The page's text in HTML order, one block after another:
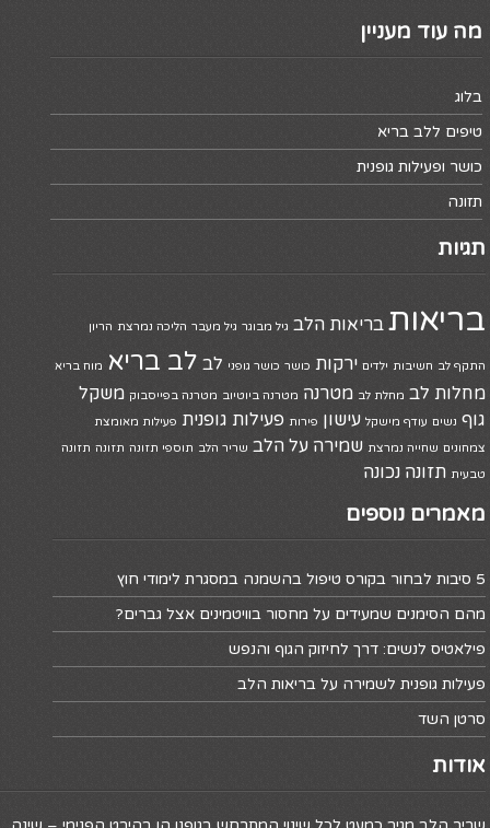
מה עוד מעניין
בלוג
טיפים ללב בריא
כושר ופעילות גופנית
תזונה
תגיות
בריאות בריאות הלב גיל מבוגר גיל מעבר הליכה נמרצת הריון
התקף לב חשיבות ילדים ירקות כושר כושר גופני לב לב בריא מוח בריא
מחלות לב מחלת לב מטרנה מטרנה ביוטיוב מטרנה בפייסבוק משקל
גוף נשים עודף מישקל עישון פירות פעילות גופנית פעילות מאומצת
צמחונים שחייה נמרצת שמירה על הלב שריר הלב תוספי תזונה תזונה תזונה
טבעית תזונה נכונה
מאמרים נוספים
5 סיבות לבחור בקורס טיפול בהשמנה במסגרת לימודי חוץ
מהם הסימנים שמעידים על מחסור בוויטמינים אצל גברים?
פילאטיס לנשים: דרך לחיזוק הגוף והנפש
פעילות גופנית לשמירה על בריאות הלב
סרטן השד
אודות